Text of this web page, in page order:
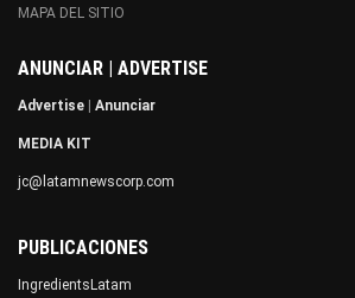
MAPA DEL SITIO
ANUNCIAR | ADVERTISE
Advertise Anunciar
MEDIA KIT
jc@latamnewscorp.com
PUBLICACIONES
IngredientsLatam